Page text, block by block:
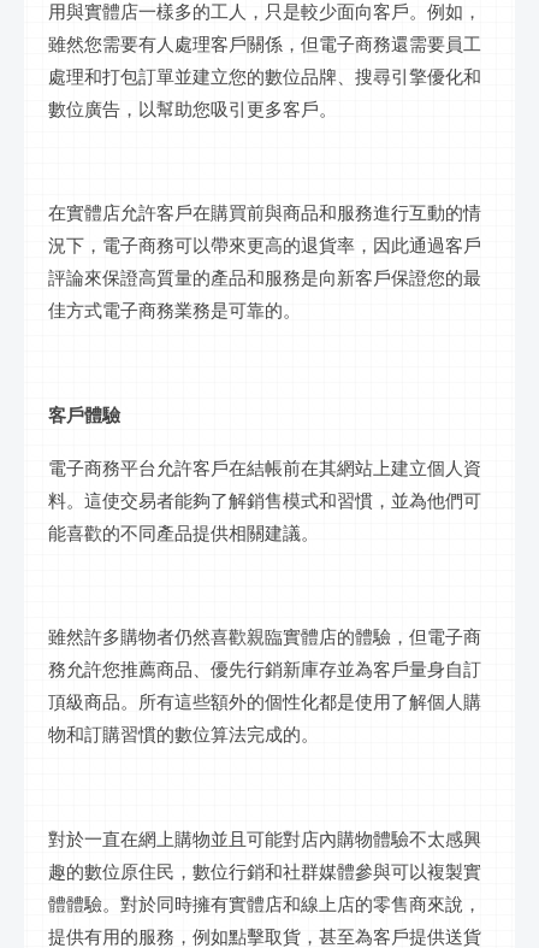
用與實體店一樣多的工人，只是較少面向客戶。例如，
雖然您需要有人處理客戶關係，但電子商務還需要員工
處理和打包訂單並建立您的數位品牌、搜尋引擎優化和
數位廣告，以幫助您吸引更多客戶。
在實體店允許客戶在購買前與商品和服務進行互動的情
況下，電子商務可以帶來更高的退貨率，因此通過客戶
評論來保證高質量的產品和服務是向新客戶保證您的最
佳方式電子商務業務是可靠的。
客戶體驗
電子商務平台允許客戶在結帳前在其網站上建立個人資
料。這使交易者能夠了解銷售模式和習慣，並為他們可
能喜歡的不同產品提供相關建議。
雖然許多購物者仍然喜歡親臨實體店的體驗，但電子商
務允許您推薦商品、優先行銷新庫存並為客戶量身自訂
頂級商品。所有這些額外的個性化都是使用了解個人購
物和訂購習慣的數位算法完成的。
對於一直在網上購物並且可能對店內購物體驗不太感興
趣的數位原住民， 數位行銷和社群媒體參與可以複製實
體體驗。對於同時擁有實體店和線上 店的零售商來說，
提供有用的服務，例如點擊取貨，甚至為客戶提供送貨